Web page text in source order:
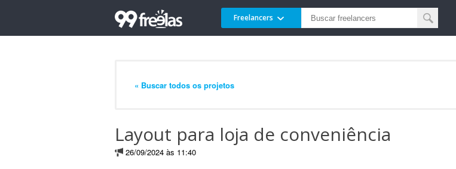
Freelancers
« Buscar todos os projetos
Layout para loja de conveniência
26/09/2024 às 11:40